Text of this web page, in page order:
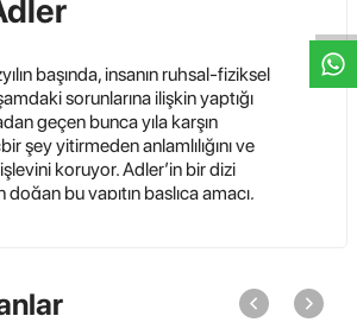
başında, insanın ruhsal-fiziksel
sorunlarına ilişkin yaptığı
geçen bunca yıla karşın
şey yitirmeden anlamlılığını ve
koruyor. Adler’in bir dizi
bu yapıtın başlıca amacı,
yaşamına daha iyi uymalarını